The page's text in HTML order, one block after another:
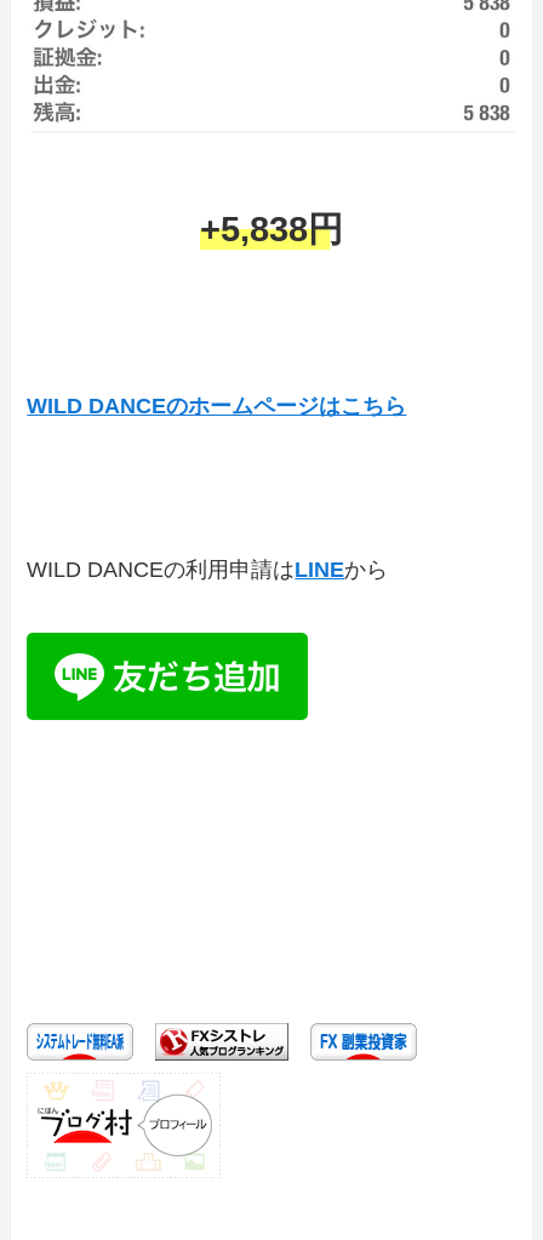
+5,838円
WILD DANCEのホームページはこちら
WILD DANCEの利用申請はLINEから